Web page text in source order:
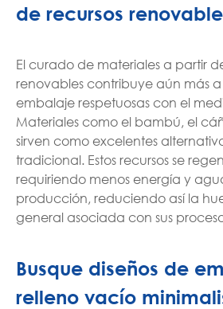
de recursos
El curado de materiales a partir
renovables contribuye aún más
embalaje respetuosas con el
Materiales como el bambú, el
sirven como excelentes
tradicional. Estos recursos se
requiriendo menos energía y
producción, reduciendo así la
general asociada con sus
Busque diseños de
relleno vacío